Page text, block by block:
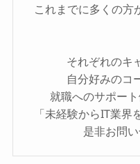
これまでに多くの方
それぞれのキ
自分好みのコ
就職へのサポート
「未経験からIT業界
是非お問い